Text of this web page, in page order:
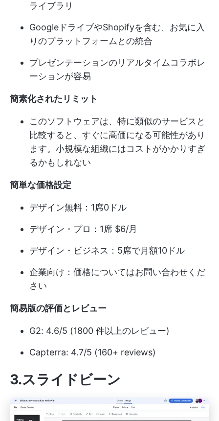
ライブラリ
GoogleドライブやShopifyを含む、お気に入
りのプラットフォームとの統合
プレゼンテーションのリアルタイムコラボレ
ーションが容易
簡素化されたリミット
このソフトウェアは、特に類似のサービスと
比較すると、すぐに高価になる可能性があり
ます。小規模な組織にはコストがかかりすぎ
るかもしれない
簡単な価格設定
デザイン無料：1席0ドル
デザイン・プロ：1席 $6/月
デザイン・ビジネス：5席で月額10ドル
企業向け：価格についてはお問い合わせくだ
さい
簡易版の評価とレビュー
G2: 4.6/5 (1800 件以上のレビュー)
Capterra: 4.7/5 (160+ reviews)
3.スライドビーン